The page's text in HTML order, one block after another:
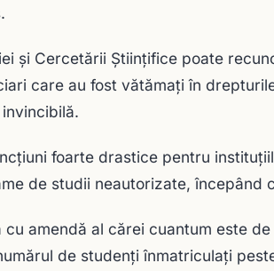
şi Cercetării Ştiinţifice poate
care au fost vătămaţi în
foarte drastice pentru
de studii neautorizate, începând
cu amendă al cărei cuantum este
de studenţi înmatriculaţi